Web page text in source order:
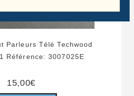
Parleurs Télé Techwood
Référence: 3007025E
15,00€